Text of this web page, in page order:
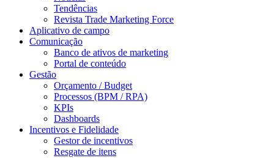
Tendências
Revista Trade Marketing Force
Aplicativo de campo
Comunicação
Banco de ativos de marketing
Portal de conteúdo
Gestão
Orçamento / Budget
Processos (BPM / RPA)
KPIs
Dashboards
Incentivos e Fidelidade
Gestor de incentivos
Resgate de itens